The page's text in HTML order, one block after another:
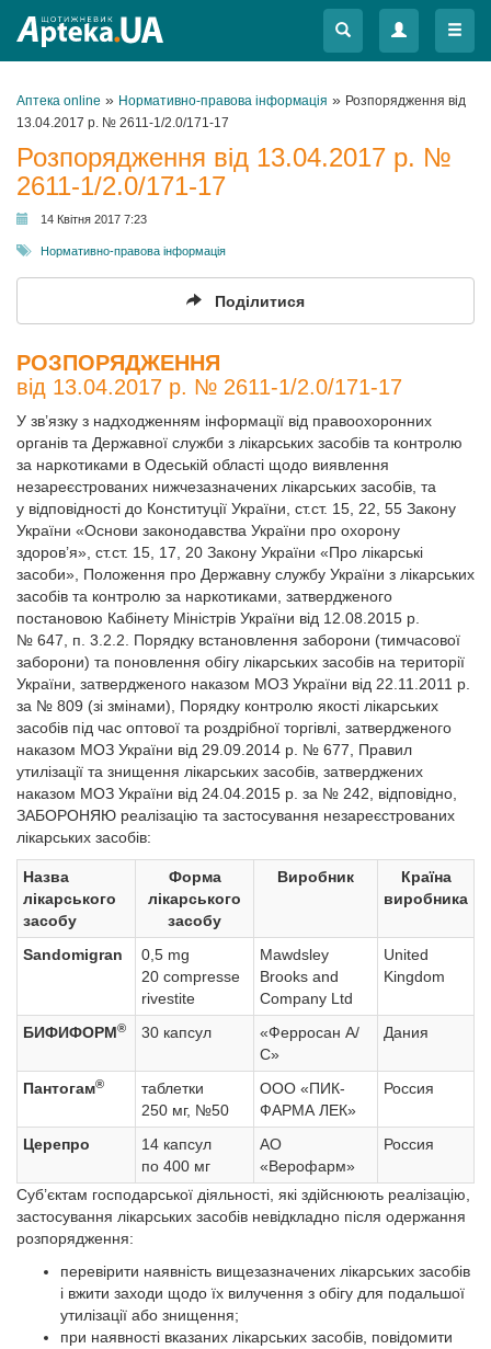
Меню
Меню
Аптека online » Нормативно-правова інформація » Розпорядження від
13.04.2017 р. № 2611-1/2.0/171-17
Розпорядження від 13.04.2017 р. №
2611-1/2.0/171-17
14 Квітня 2017 7:23
Нормативно-правова інформація
Поділитися
РОЗПОРЯДЖЕННЯ
від 13.04.2017 р. № 2611-1/2.0/171-17
У зв’язку з надходженням інформації від правоохоронних
органів та Державної служби з лікарських засобів та контролю
за наркотиками в Одеській області щодо виявлення
незареєстрованих нижчезазначених лікарських засобів, та
у відповідності до Конституції України, ст.ст. 15, 22, 55 Закону
України «Основи законодавства України про охорону
здоров’я», ст.ст. 15, 17, 20 Закону України «Про лікарські
засоби», Положення про Державну службу України з лікарських
засобів та контролю за наркотиками, затвердженого
постановою Кабінету Міністрів України від 12.08.2015 р.
№ 647, п. 3.2.2. Порядку встановлення заборони (тимчасової
заборони) та поновлення обігу лікарських засобів на території
України, затвердженого наказом МОЗ України від 22.11.2011 р.
за № 809 (зі змінами), Порядку контролю якості лікарських
засобів під час оптової та роздрібної торгівлі, затвердженого
наказом МОЗ України від 29.09.2014 р. № 677, Правил
утилізації та знищення лікарських засобів, затверджених
наказом МОЗ України від 24.04.2015 р. за № 242, відповідно,
ЗАБОРОНЯЮ реалізацію та застосування незареєстрованих
лікарських засобів:
Назва
лікарського
засобу
Форма
лікарського
засобу
Виробник
Країна
виробника
Sandomigran
0,5 mg
20 compresse
rivestite
Mawdsley
Brooks and
Company Ltd
United
Kingdom
БИФИФОРМ® 30 капсул
«Ферросан А/
С»
Дания
Пантогам®
таблетки
250 мг, №50
ООО «ПИК-
ФАРМА ЛЕК»
Россия
Церепро
14 капсул
по 400 мг
АО
«Верофарм»
Россия
Суб’єктам господарської діяльності, які здійснюють реалізацію,
застосування лікарських засобів невідкладно після одержання
розпорядження:
перевірити наявність вищезазначених лікарських засобів
і вжити заходи щодо їх вилучення з обігу для подальшої
утилізації або знищення;
при наявності вказаних лікарських засобів, повідомити